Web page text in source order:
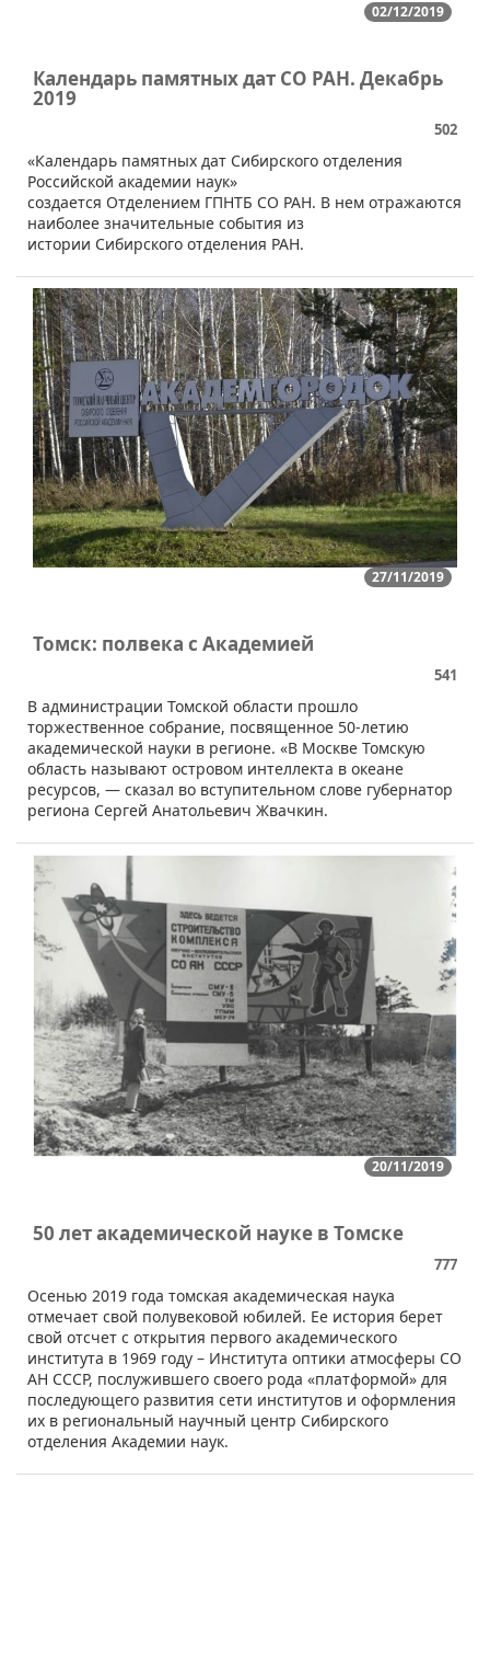
02/12/2019
Календарь памятных дат СО РАН. Декабрь
2019
502
​«Календарь памятных дат Сибирского отделения
Российской академии наук»
создается Отделением ГПНТБ СО РАН. В нем отражаются
наиболее значительные события из
истории Сибирского отделения РАН.
27/11/2019
Томск: полвека с Академией
541
В администрации Томской области прошло
торжественное собрание, посвященное 50-летию
академической науки в регионе. «В Москве Томскую
область называют островом интеллекта в океане
ресурсов, — сказал во вступительном слове губернатор
региона Сергей Анатольевич Жвачкин.
20/11/2019
50 лет академической науке в Томске
777
Осенью 2019 года томская академическая наука
отмечает свой полувековой юбилей. Ее история берет
свой отсчет с открытия первого академического
института в 1969 году – Института оптики атмосферы СО
АН СССР, послужившего своего рода «платформой» для
последующего развития сети институтов и оформления
их в региональный научный центр Сибирского
отделения Академии наук.